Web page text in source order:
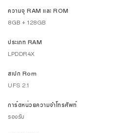
ความจุ RAM และ ROM
8GB + 128GB
ประเภท RAM
LPDDR4X
สเปก Rom
UFS 2.1
การ์ดหน่วยความจำโทรศัพท์
รองรับ